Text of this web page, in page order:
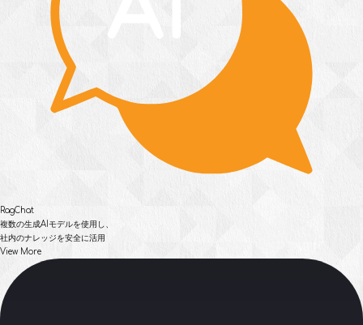
RagChat
複数の生成AIモデルを使用し、
社内のナレッジを安全に活用
View More